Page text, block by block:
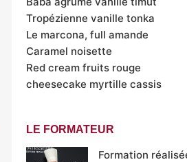
Tropézienne vanille tonka
Le marcona, full amande
Caramel noisette
Red cream fruits rouge
cheesecake myrtille cassis
LE FORMATEUR
Formation